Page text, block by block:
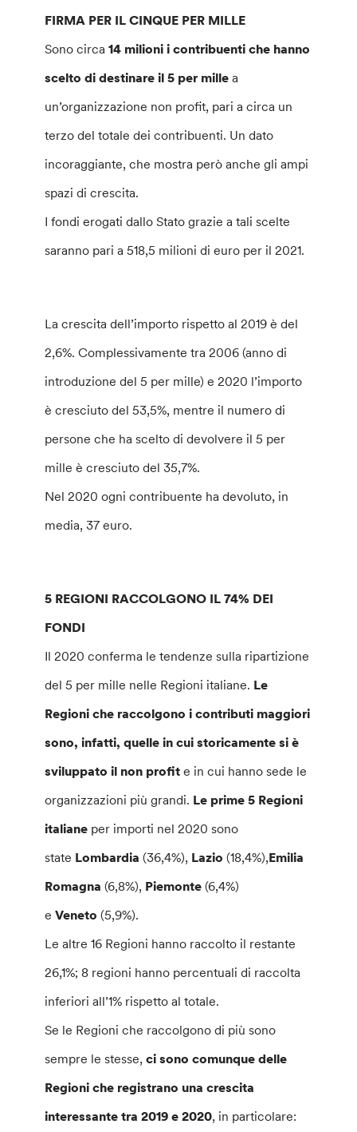
FIRMA PER IL CINQUE PER MILLE
Sono circa14 milioni i contribuenti che hanno
scelto di destinare il 5 per mille a
un’organizzazione non profit, pari a circa un
terzo del totale dei contribuenti. Un dato
incoraggiante, che mostra però anche gli ampi
spazi di crescita.
I fondi erogati dallo Stato grazie a tali scelte
saranno pari a 518,5 milioni di euro per il 2021.
La crescita dell’importo rispetto al 2019 è del
2,6%. Complessivamente tra 2006 (anno di
introduzione del 5 per mille) e 2020 l’importo
è cresciuto del 53,5%, mentre il numero di
persone che ha scelto di devolvere il 5 per
mille è cresciuto del 35,7%.
Nel 2020 ogni contribuente ha devoluto, in
media, 37 euro.
5 REGIONI RACCOLGONO IL 74% DEI
FONDI
Il 2020 conferma le tendenze sulla ripartizione
del 5 per mille nelle Regioni italiane. Le
Regioni che raccolgono i contributi maggiori
sono, infatti, quelle in cui storicamente si è
sviluppato il non profit e in cui hanno sede le
organizzazioni più grandi. Le prime 5 Regioni
italiane per importi nel 2020 sono
state Lombardia (36,4%), Lazio (18,4%),Emilia
Romagna (6,8%), Piemonte (6,4%)
eVeneto (5,9%).
Le altre 16 Regioni hanno raccolto il restante
26,1%; 8 regioni hanno percentuali di raccolta
inferiori all’1% rispetto al totale.
Se le Regioni che raccolgono di più sono
sempre le stesse,ci sono comunque delle
Regioni che registrano una crescita
interessante tra 2019 e 2020, in particolare: